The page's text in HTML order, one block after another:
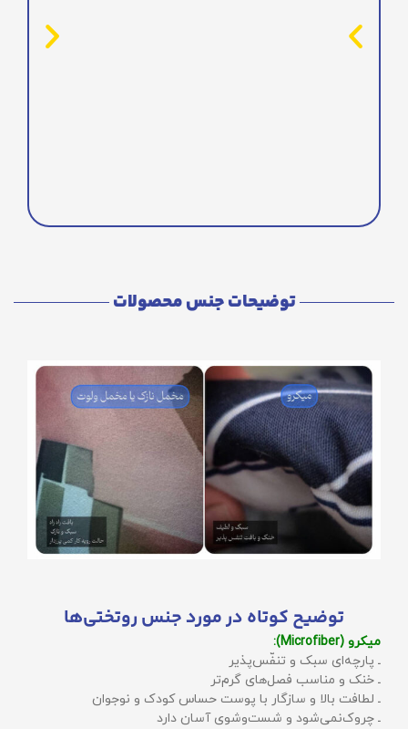
توضیحات جنس محصولات
توضیح کوتاه در مورد جنس روتختی‌ها
میکرو (Microfiber):
ـ پارچه‌ای سبک و تنفّس‌پذیر
ـ خنک و مناسب فصل‌های گرم‌تر
ـ لطافت بالا و سازگار با پوست حساس کودک و نوجوان
ـ چروک‌نمی‌شود و شست‌وشوی آسان دارد